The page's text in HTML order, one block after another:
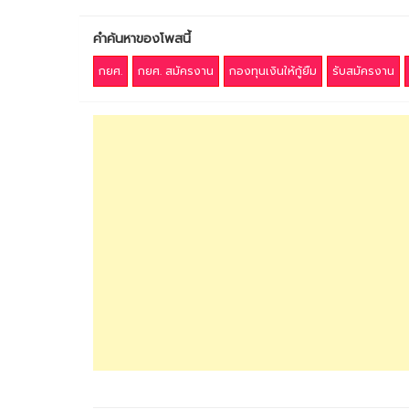
คำค้นหาของโพสนี้
กยศ. กยศ. สมัครงาน กองทุนเงินให้กู้ยืม รับสมัครงาน